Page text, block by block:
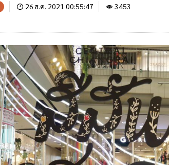
26 ธ.ค. 2021 00:55:47 3453